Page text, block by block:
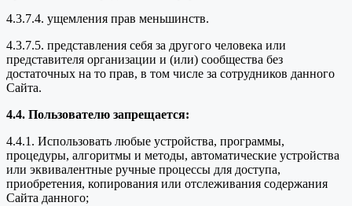
4.3.7.4. ущемления прав меньшинств.
4.3.7.5. представления себя за другого человека или
представителя организации и (или) сообщества без
достаточных на то прав, в том числе за сотрудников данного
Сайта.
4.4. Пользователю запрещается:
4.4.1. Использовать любые устройства, программы,
процедуры, алгоритмы и методы, автоматические устройства
или эквивалентные ручные процессы для доступа,
приобретения, копирования или отслеживания содержания
Сайта данного;